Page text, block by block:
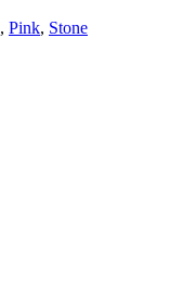
, Pink, Stone